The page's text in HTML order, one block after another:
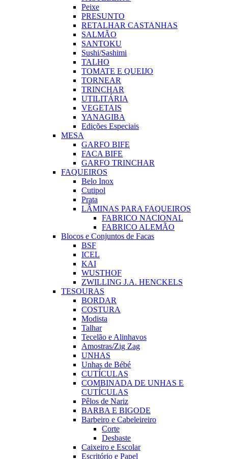
Peixe
PRESUNTO
RETALHAR CASTANHAS
SALMÃO
SANTOKU
Sushi/Sashimi
TALHO
TOMATE E QUEIJO
TORNEAR
TRINCHAR
UTILITÁRIA
VEGETAIS
YANAGIBA
Edições Especiais
MESA
GARFO BIFE
FACA BIFE
GARFO TRINCHAR
FAQUEIROS
Belo Inox
Cutipol
Prata
LÂMINAS PARA FAQUEIROS
FABRICO NACIONAL
FABRICO ALEMÃO
Blocos e Conjuntos de Facas
BSF
ICEL
KAI
WUSTHOF
ZWILLING J.A. HENCKELS
TESOURAS
BORDAR
COSTURA
Modista
Talhar
Tecelão e Alinhavos
Amostras/Zig Zag
UNHAS
Unhas de Bébé
CUTÍCULAS
COMBINADA DE UNHAS E
CUTÍCULAS
Pêlos de Nariz
BARBA E BIGODE
Barbeiro e Cabeleireiro
Corte
Desbaste
Caixeiro e Escolar
Escritório e Papel